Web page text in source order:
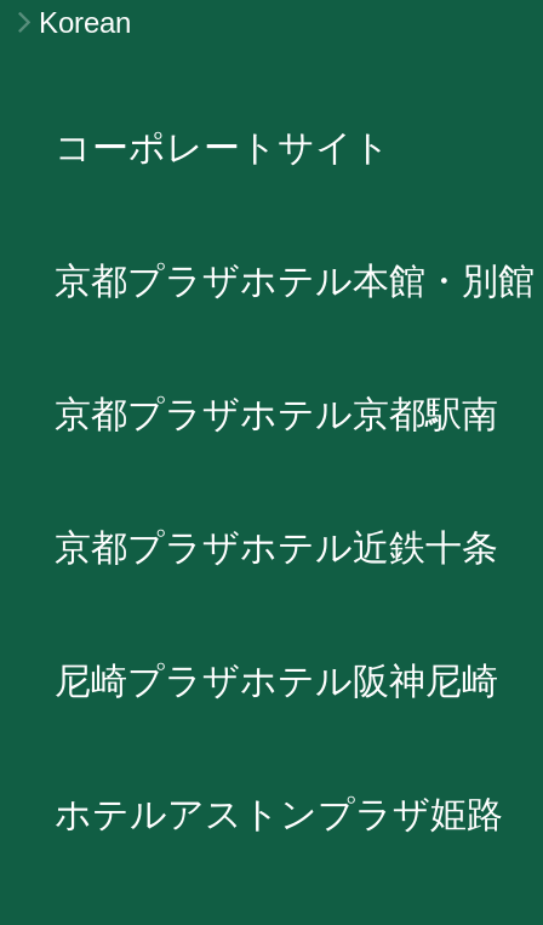
Korean
コーポレートサイト
京都プラザホテル本館・別館
京都プラザホテル京都駅南
京都プラザホテル近鉄十条
尼崎プラザホテル阪神尼崎
ホテルアストンプラザ姫路